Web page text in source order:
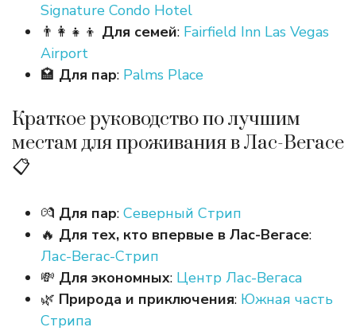
Signature Condo Hotel
👨‍👩‍👧‍👦 Для семей: Fairfield Inn Las Vegas
Airport
🏩 Для пар: Palms Place
Краткое руководство по лучшим
местам для проживания в Лас-Вегасе
📋
💏 Для пар: Северный Стрип
🔥 Для тех, кто впервые в Лас-Вегасе:
Лас-Вегас-Стрип
💸 Для экономных: Центр Лас-Вегаса
🌿 Природа и приключения: Южная часть
Стрипа